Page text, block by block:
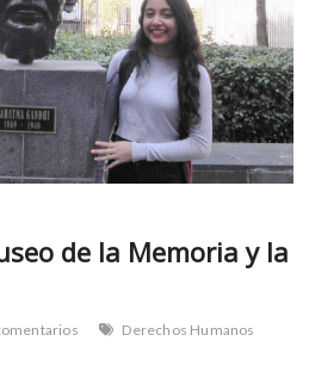
m
v
o
l
g
e
r
de la Memoria y la
Derechos Humanos